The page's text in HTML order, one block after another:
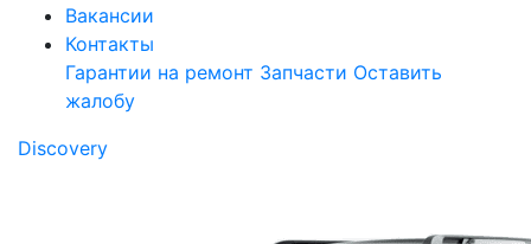
Вакансии
Контакты
Гарантии на ремонт Запчасти Оставить
жалобу
Discovery